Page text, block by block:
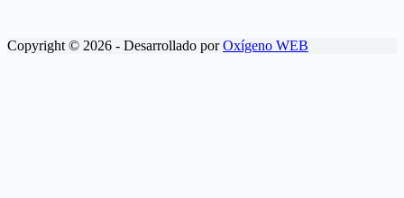
Copyright © 2026 - Desarrollado porOxígeno WEB